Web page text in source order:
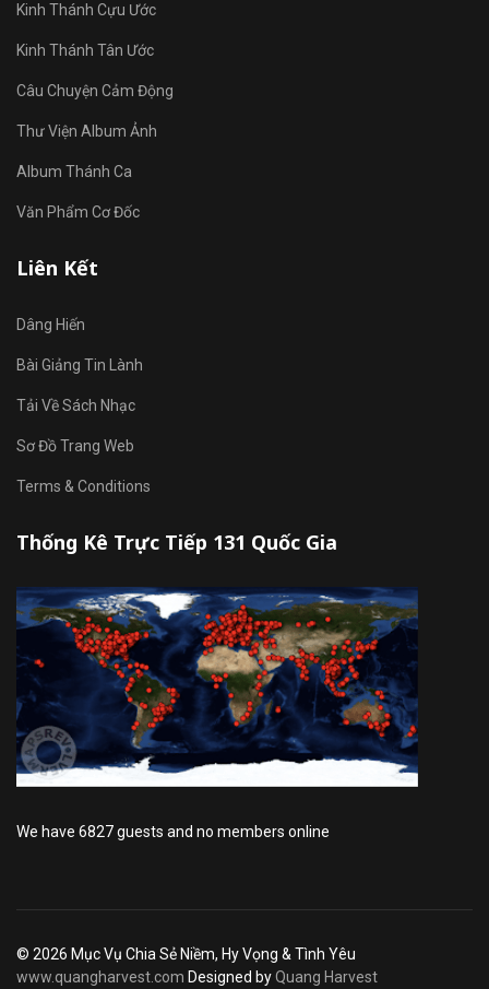
Kinh Thánh Cựu Ước
Kinh Thánh Tân Ước
Câu Chuyện Cảm Động
Thư Viện Album Ảnh
Album Thánh Ca
Văn Phẩm Cơ Đốc
Liên Kết
Dâng Hiến
Bài Giảng Tin Lành
Tải Về Sách Nhạc
Sơ Đồ Trang Web
Terms & Conditions
Thống Kê Trực Tiếp 131 Quốc Gia
We have 6827 guests and no members online
© 2026 Mục Vụ Chia Sẻ Niềm, Hy Vọng & Tình Yêu
www.quangharvest.com Designed byQuang Harvest